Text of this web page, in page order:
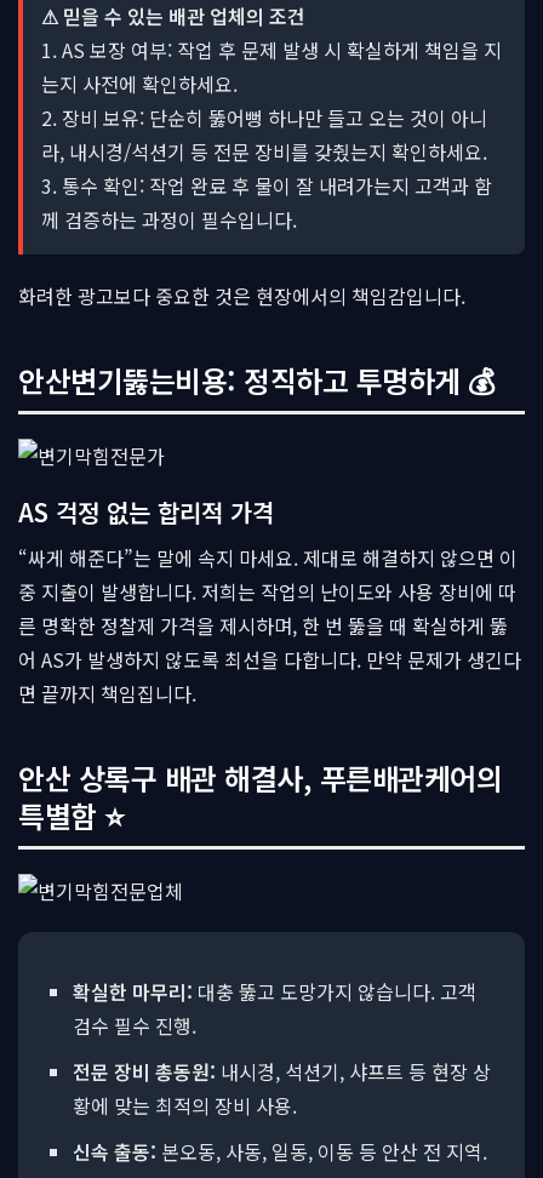
⚠ 믿을 수 있는 배관 업체의 조건
1. AS 보장 여부: 작업 후 문제 발생 시 확실하게 책임을 지
는지 사전에 확인하세요.
2. 장비 보유: 단순히 뚫어뻥 하나만 들고 오는 것이 아니
라, 내시경/석션기 등 전문 장비를 갖췄는지 확인하세요.
3. 통수 확인: 작업 완료 후 물이 잘 내려가는지 고객과 함
께 검증하는 과정이 필수입니다.
화려한 광고보다 중요한 것은 현장에서의 책임감입니다.
안산변기뚫는비용: 정직하고 투명하게 💰
AS 걱정 없는 합리적 가격
“싸게 해준다”는 말에 속지 마세요. 제대로 해결하지 않으면 이
중 지출이 발생합니다. 저희는 작업의 난이도와 사용 장비에 따
른 명확한 정찰제 가격을 제시하며, 한 번 뚫을 때 확실하게 뚫
어 AS가 발생하지 않도록 최선을 다합니다. 만약 문제가 생긴다
면 끝까지 책임집니다.
안산 상록구 배관 해결사, 푸른배관케어의
특별함 ⭐
확실한 마무리: 대충 뚫고 도망가지 않습니다. 고객
검수 필수 진행.
전문 장비 총동원: 내시경, 석션기, 샤프트 등 현장 상
황에 맞는 최적의 장비 사용.
신속 출동: 본오동, 사동, 일동, 이동 등 안산 전 지역.